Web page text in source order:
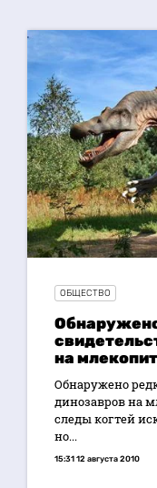
ОБЩЕСТВО
на
Обнаружено
динозавров на
следы когтей
но...
15:31 12 августа 2010